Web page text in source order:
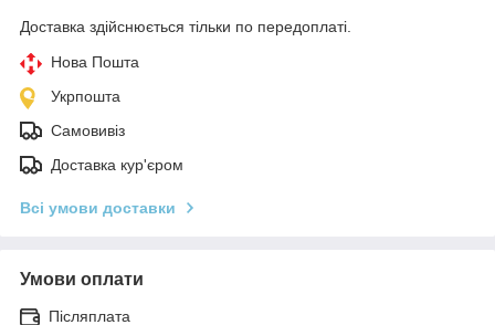
Доставка здійснюється тільки по передоплаті.
Нова Пошта
Укрпошта
Самовивіз
Доставка кур'єром
Всі умови доставки
Умови оплати
Післяплата